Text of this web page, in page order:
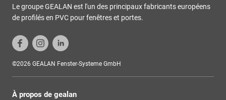
Le groupe GEALAN est l'un des principaux fabricants européens
de profilés en PVC pour fenêtres et portes.
©2026 GEALAN Fenster-Systeme GmbH
À propos de gealan